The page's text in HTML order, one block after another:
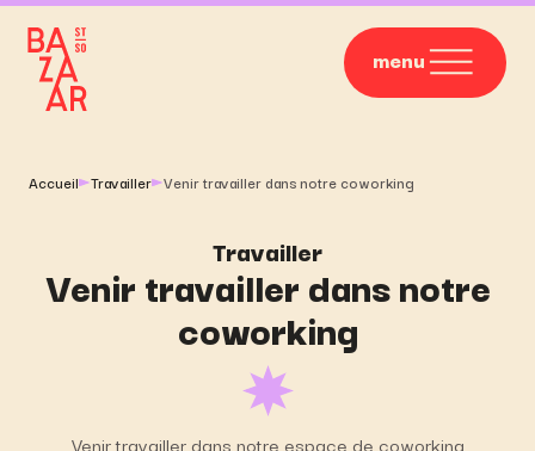
menu
Accueil Travailler Venir travailler dans notre coworking
Travailler
Venir travailler dans notre
coworking
Venir travailler dans notre espace de coworking